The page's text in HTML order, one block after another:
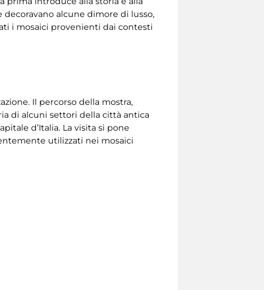
alcune dimore di lusso,
i mosaici provenienti dai contesti
Il percorso della mostra,
di alcuni settori della città antica
d’Italia. La visita si pone
utilizzati nei mosaici